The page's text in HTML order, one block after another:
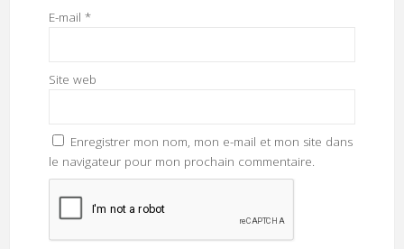
E-mail *
Site web
Enregistrer mon nom, mon e-mail et mon site dans
le navigateur pour mon prochain commentaire.